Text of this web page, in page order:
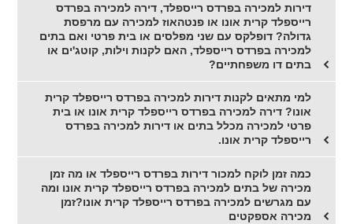
דירות למכירה בפרדס רייספלד, דירה למכירה בפרדס
רייספלד קרית אונו או פנטהאוז למכירה עם מרפסת
גדולה? דופלקס עם שני מפלסים או בית פרטי ואם בתים
למכירה בפרדס רייספלד, האם לקנות וילות, קוטג'ים או
בתים דו משפחתיים?
למי מתאים לקנות דירות למכירה בפרדס רייספלד קרית
אונו? דירה למכירה בפרדס רייספלד קרית אונו או בית
פרטי למכירה מכלל בתים או דירות למכירה בפרדס
רייספלד קרית אונו.
כמה זמן לוקח למכור דירות בפרדס רייספלד או מה זמן
מכירה של בתים למכירה בפרדס רייספלד קרית אונו ומה
עם מגרשים למכירה בפרדס רייספלד קרית אונו?זמן
מכירה אספקטים